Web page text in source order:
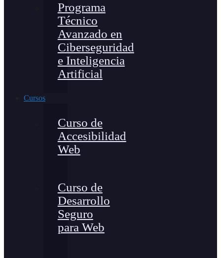
Programa
Técnico
Avanzado en
Ciberseguridad
e Inteligencia
Artificial
Cursos
Curso de
Accesibilidad
Web
Curso de
Desarrollo
Seguro
para Web